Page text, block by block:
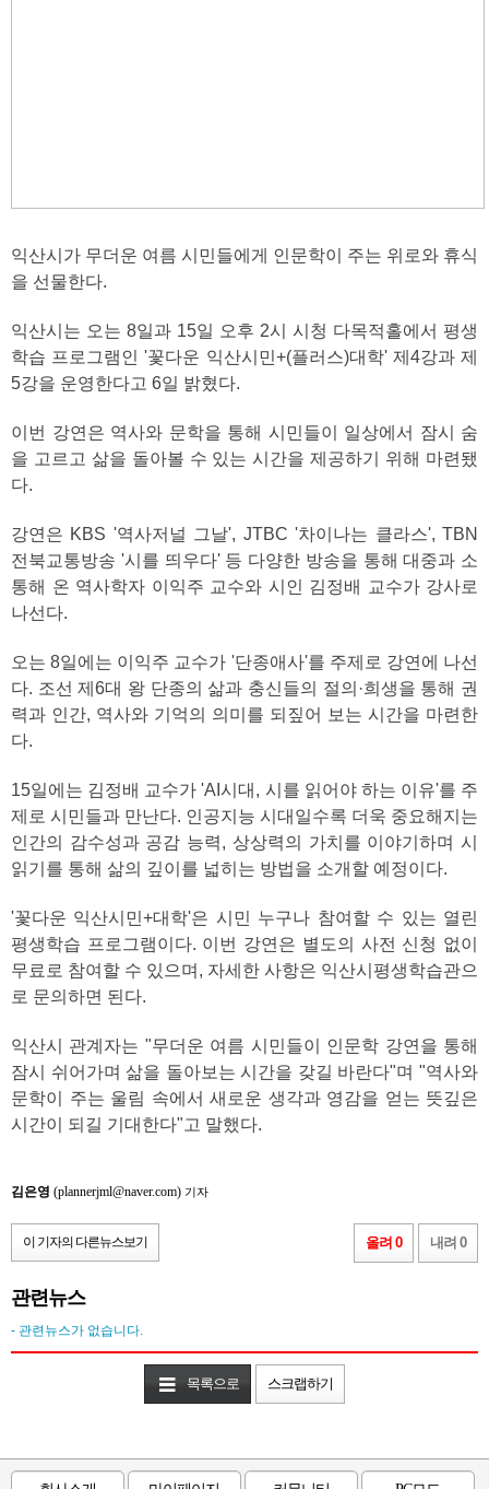
익산시가 무더운 여름 시민들에게 인문학이 주는 위로와 휴식
을 선물한다.
익산시는 오는 8일과 15일 오후 2시 시청 다목적홀에서 평생
학습 프로그램인 '꽃다운 익산시민+(플러스)대학' 제4강과 제
5강을 운영한다고 6일 밝혔다.
이번 강연은 역사와 문학을 통해 시민들이 일상에서 잠시 숨
을 고르고 삶을 돌아볼 수 있는 시간을 제공하기 위해 마련됐
다.
강연은 KBS '역사저널 그날', JTBC '차이나는 클라스', TBN
전북교통방송 '시를 띄우다' 등 다양한 방송을 통해 대중과 소
통해 온 역사학자 이익주 교수와 시인 김정배 교수가 강사로
나선다.
오는 8일에는 이익주 교수가 '단종애사'를 주제로 강연에 나선
다. 조선 제6대 왕 단종의 삶과 충신들의 절의·희생을 통해 권
력과 인간, 역사와 기억의 의미를 되짚어 보는 시간을 마련한
다.
15일에는 김정배 교수가 'AI시대, 시를 읽어야 하는 이유'를 주
제로 시민들과 만난다. 인공지능 시대일수록 더욱 중요해지는
인간의 감수성과 공감 능력, 상상력의 가치를 이야기하며 시
읽기를 통해 삶의 깊이를 넓히는 방법을 소개할 예정이다.
'꽃다운 익산시민+대학'은 시민 누구나 참여할 수 있는 열린
평생학습 프로그램이다. 이번 강연은 별도의 사전 신청 없이
무료로 참여할 수 있으며, 자세한 사항은 익산시평생학습관으
로 문의하면 된다.
익산시 관계자는 "무더운 여름 시민들이 인문학 강연을 통해
잠시 쉬어가며 삶을 돌아보는 시간을 갖길 바란다"며 "역사와
문학이 주는 울림 속에서 새로운 생각과 영감을 얻는 뜻깊은
시간이 되길 기대한다"고 말했다.
김은영 (plannerjml@naver.com) 기자
이 기자의 다른뉴스보기 올려 0 내려 0
관련뉴스
- 관련뉴스가 없습니다.
목록으로 스크랩하기